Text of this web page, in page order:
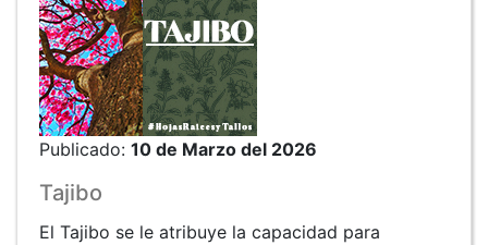
Publicado: 10 de Marzo del 2026
Tajibo
El Tajibo se le atribuye la capacidad para